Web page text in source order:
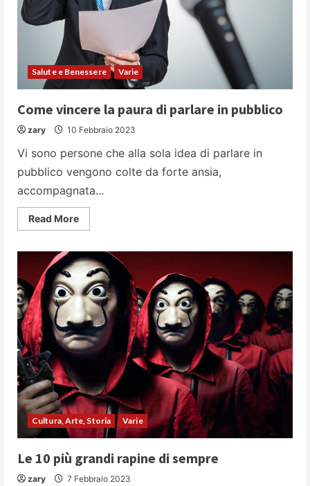
Salute e Benessere Varie
Come vincere la paura di parlare in pubblico
zary 10 Febbraio 2023
Vi sono persone che alla sola idea di parlare in
pubblico vengono colte da forte ansia,
accompagnata...
Read MoreRead
more
vincere
la
paura
di
parlare
in
pubblico
Cultura, Arte, Storia Varie
Le 10 più grandi rapine di sempre
zary 7 Febbraio 2023